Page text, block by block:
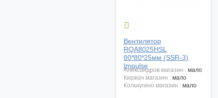

Вентилятор
RQA8025HSL
80*80*25мм (SSR-3)
Impulse
александров магазин : мало
киржач магазин : мало
кольчугино магазин : мало